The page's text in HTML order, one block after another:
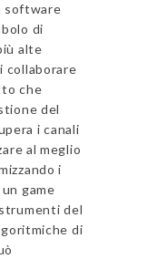
software
di
alte
collaborare
che
del
i canali
al meglio
i
game
del
di